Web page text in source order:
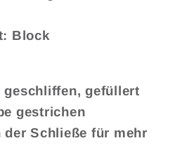
Block
geschliffen, gefüllert
gestrichen
der Schließe für mehr